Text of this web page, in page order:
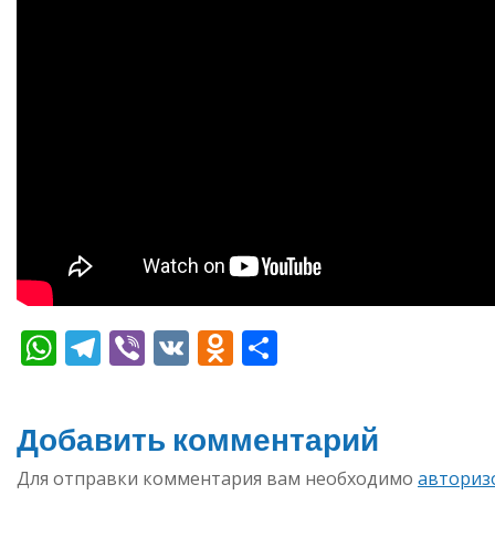
WhatsApp
Telegram
Viber
VK Odnoklassniki
Добавить комментарий
Для отправки комментария вам необходимо